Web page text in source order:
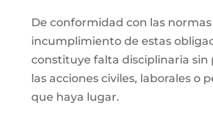
De conformidad con las normas
incumplimiento de estas
constituye falta disciplinaria sin
las acciones civiles, laborales o
que haya lugar.